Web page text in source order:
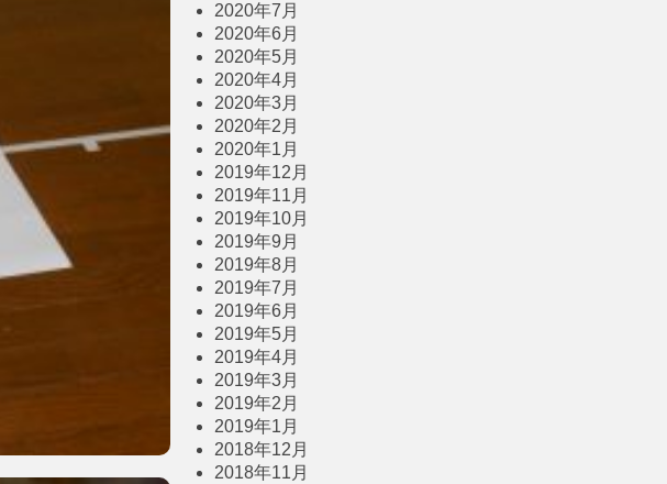
2020年7月
2020年6月
2020年5月
2020年4月
2020年3月
2020年2月
2020年1月
2019年12月
2019年11月
2019年10月
2019年9月
2019年8月
2019年7月
2019年6月
2019年5月
2019年4月
2019年3月
2019年2月
2019年1月
2018年12月
2018年11月